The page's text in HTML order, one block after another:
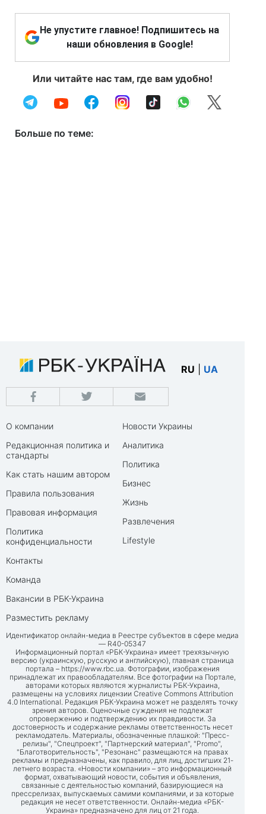
Не упустите главное! Подпишитесь на
наши обновления в Google!
Или читайте нас там, где вам удобно!
Больше по теме:
RU UA
О компании
Редакционная политика и
стандарты
Как стать нашим автором
Правила пользования
Правовая информация
Политика
конфиденциальности
Контакты
Команда
Вакансии в РБК-Украина
Разместить рекламу
Новости Украины
Аналитика
Политика
Бизнес
Жизнь
Развлечения
Lifestyle
Идентификатор онлайн-медиа в Реестре субъектов в сфере медиа
— R40-05347
Информационный портал «РБК-Украина» имеет трехязычную
версию (украинскую, русскую и английскую), главная страница
портала – https://www.rbc.ua. Фотографии, изображения
принадлежат их правообладателям. Все фотографии на Портале,
авторами которых являются журналисты РБК-Украина,
размещены на условиях лицензии Creative Commons Attribution
4.0 International. Редакция РБК-Украина может не разделять точку
зрения авторов. Оценочные суждения не подлежат
опровержению и подтверждению их правдивости. За
достоверность и содержание рекламы ответственность несет
рекламодатель. Материалы, обозначенные плашкой: "Пресс-
релизы", "Спецпроект", "Партнерский материал", "Promo",
"Благотворительность", "Резонанс" размещаются на правах
рекламы и предназначены, как правило, для лиц, достигших 21-
летнего возраста. «Новости компании» – это информационный
формат, охватывающий новости, события и объявления,
связанные с деятельностью компаний, базирующиеся на
прессрелизах, выпускаемых самими компаниями, и за которые
редакция не несет ответственности. Онлайн-медиа «РБК-
Украина» предназначено для лиц от 21 года.